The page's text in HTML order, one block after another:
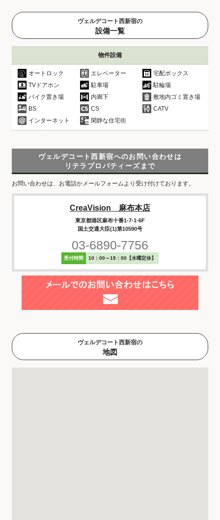
ヴェルデコート西新宿の
設備一覧
物件設備
オートロック エレベーター
宅配ボックス
TVドアホン
駐車場
駐輪場
バイク置き場
内廊下
敷地内ゴミ置き場
BS
CS
CATV
インターネット
閑静な住宅街
ヴェルデコート西新宿へのお問い合わせは
リテラプロパティーズまで
お問い合わせは、お電話かメールフォームより受け付けております。
CreaVision 麻布本店
東京都港区麻布十番1-7-1-6F
国土交通大臣(1)第10590号
03-6890-7756
受付時間 10：00～19：00【水曜定休】
ヴェルデコート西新宿の
地図